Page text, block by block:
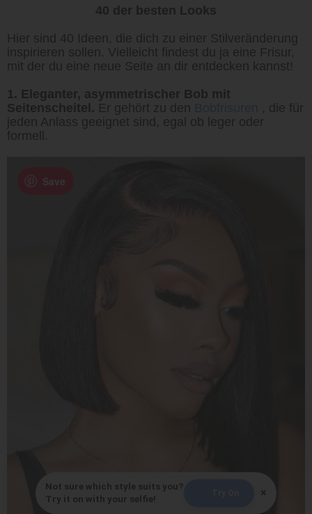
40 der besten Looks
Hier sind 40 Ideen, die dich zu einer Stilveränderung
inspirieren sollen. Vielleicht findest du ja eine Frisur,
mit der du eine neue Seite an dir entdecken kannst!
1. Eleganter, asymmetrischer Bob mit
Seitenscheitel. Er gehört zu den
, die für
jeden Anlass geeignet sind, egal ob leger oder
formell.
Save
Not sure which style suits you?
Try it on with your selfie!
×